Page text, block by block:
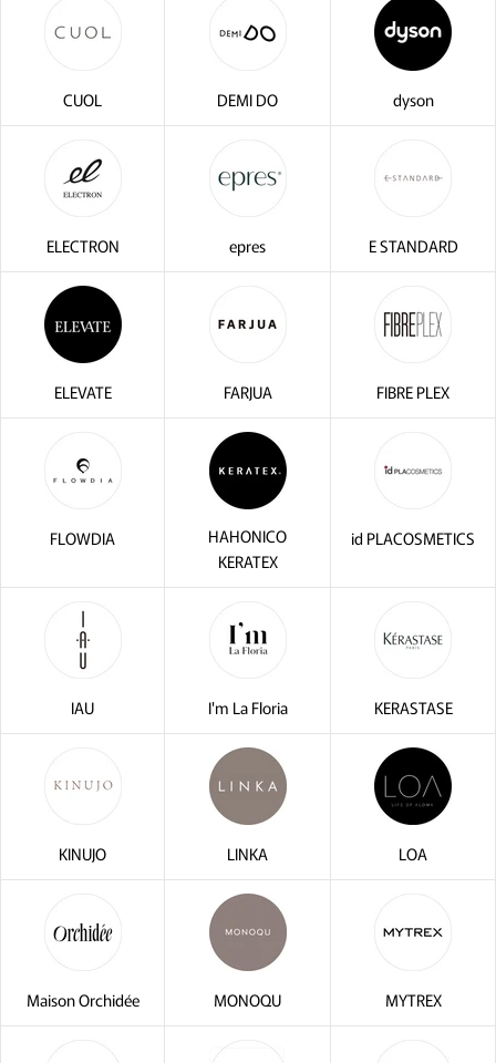
閉じる
CUOL DEMI DO dyson
ELECTRON epres E STANDARD
ELEVATE FARJUA FIBRE PLEX
FLOWDIA
HAHONICO
KERATEX
id PLACOSMETICS
IAU I'm La Floria KERASTASE
KINUJO LINKA LOA
Maison Orchidée MONOQU MYTREX